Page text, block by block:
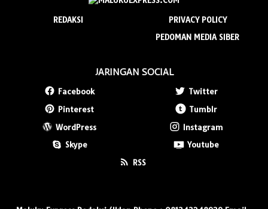
REDAKSI
PRIVACY POLICY
PEDOMAN MEDIA SIBER
JARINGAN SOCIAL
Facebook
Twitter
Pinterest
Tumblr
WordPress
Instagram
Skype
Youtube
RSS